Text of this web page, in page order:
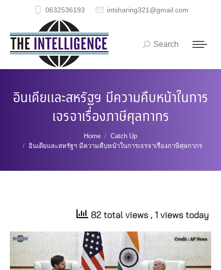
0632536193 intsharing321@gmail.com
Search:
Search
อินเดียและสหรัฐฯ มีความคืบหน้าในการ
เจรจาเรื่องภาษีศุลกากร
Home
Catch Up
อินเดียและสหรัฐฯ มีความคืบหน้าในการเจรจาเรื่องภาษีศุลกากร
82 total views , 1 views today